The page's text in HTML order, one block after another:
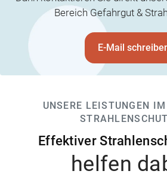
Bereich Gefahrgut &
E-Mail
UNSERE LEISTUNGEN
Effektiver
helfen